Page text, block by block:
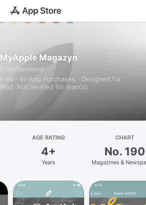
MyApple Magazyn
Entertainment
Free · In-App Purchases · Designed for
iPad. Not verified for macOS.
AGE RATING
4+
Years
CHART
No. 190
Magazines &